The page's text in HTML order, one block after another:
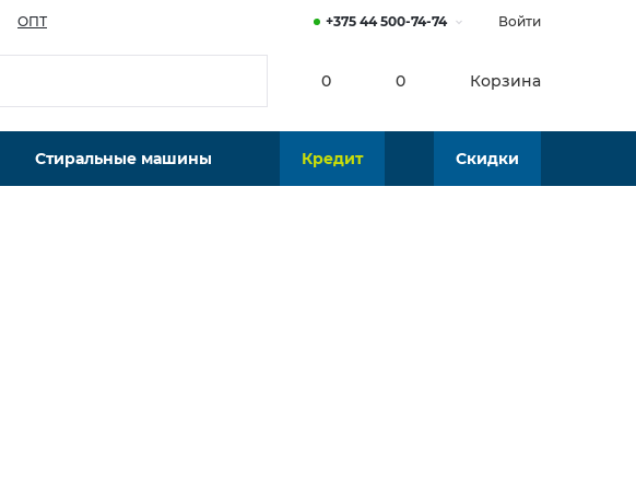
ОПТ +375 44 500-74-74 Войти
0 0 Корзина
Стиральные машины Кредит Скидки